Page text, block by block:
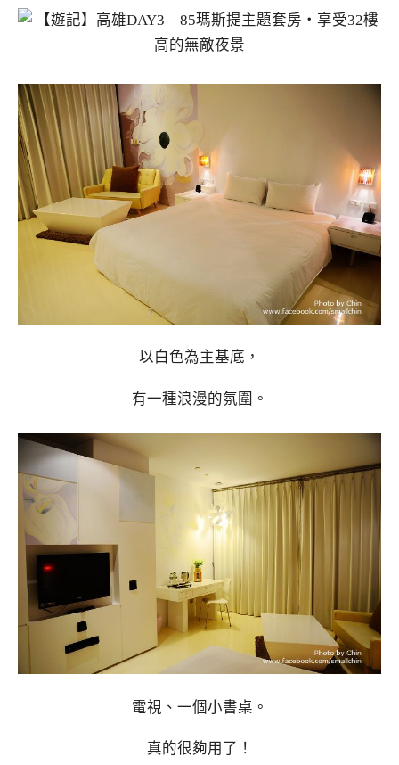
以白色為主基底，
有一種浪漫的氛圍。
電視、一個小書桌。
真的很夠用了！